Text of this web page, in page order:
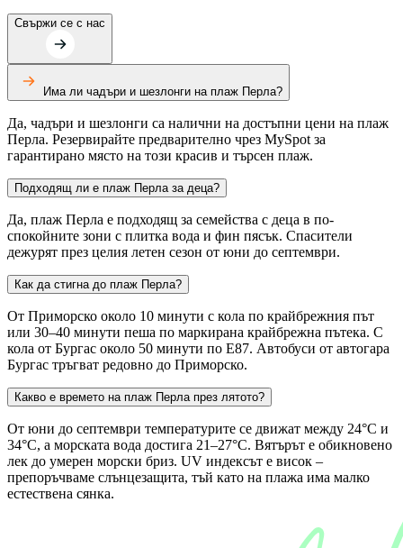
Свържи се с нас
Има ли чадъри и шезлонги на плаж Перла?
Да, чадъри и шезлонги са налични на достъпни цени на плаж
Перла. Резервирайте предварително чрез MySpot за
гарантирано място на този красив и търсен плаж.
Подходящ ли е плаж Перла за деца?
Да, плаж Перла е подходящ за семейства с деца в по-
спокойните зони с плитка вода и фин пясък. Спасители
дежурят през целия летен сезон от юни до септември.
Как да стигна до плаж Перла?
От Приморско около 10 минути с кола по крайбрежния път
или 30–40 минути пеша по маркирана крайбрежна пътека. С
кола от Бургас около 50 минути по Е87. Автобуси от автогара
Бургас тръгват редовно до Приморско.
Какво е времето на плаж Перла през лятото?
От юни до септември температурите се движат между 24°C и
34°C, а морската вода достига 21–27°C. Вятърът е обикновено
лек до умерен морски бриз. UV индексът е висок –
препоръчваме слънцезащита, тъй като на плажа има малко
естествена сянка.